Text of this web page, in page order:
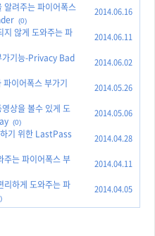
알려주는 파이어폭스
(0)
2014.06.16
지 않게 도와주는 파
2014.06.11
가기능-Privacy Bad
2014.06.02
이어폭스 부가기
2014.05.26
상을 볼수 있게 도
(0)
2014.05.06
기 위한 LastPass
2014.04.28
주는 파이어폭스 부
2014.04.11
리하게 도와주는 파
2014.04.05